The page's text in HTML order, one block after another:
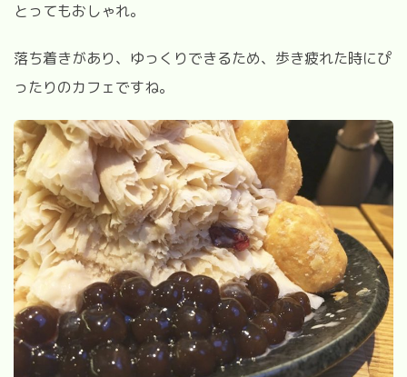
とってもおしゃれ。
落ち着きがあり、ゆっくりできるため、歩き疲れた時にぴ
ったりのカフェですね。